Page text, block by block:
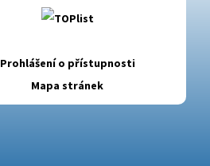
Prohlášení o přístupnosti
Mapa stránek